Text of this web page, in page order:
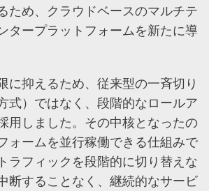
ため、クラウドベースのマルチテ
タープラットフォームを新たに導
に抑えるため、従来型の一斉切り
式）ではなく、段階的なロールア
用しました。その中核となったの
ォームを並行稼働できる仕組みで
ラフィックを段階的に切り替えな
断することなく、継続的なサービ